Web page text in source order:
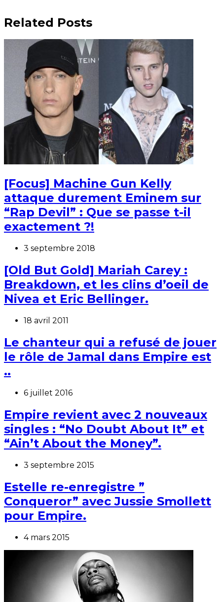
Related Posts
[Focus] Machine Gun Kelly
attaque durement Eminem sur
“Rap Devil” : Que se passe t-il
exactement ?!
3 septembre 2018
[Old But Gold] Mariah Carey :
Breakdown, et les clins d’oeil de
Nivea et Eric Bellinger.
18 avril 2011
Le chanteur qui a refusé de jouer
le rôle de Jamal dans Empire est
..
6 juillet 2016
Empire revient avec 2 nouveaux
singles : “No Doubt About It” et
“Ain’t About the Money”.
3 septembre 2015
Estelle re-enregistre ”
Conqueror” avec Jussie Smollett
pour Empire.
4 mars 2015